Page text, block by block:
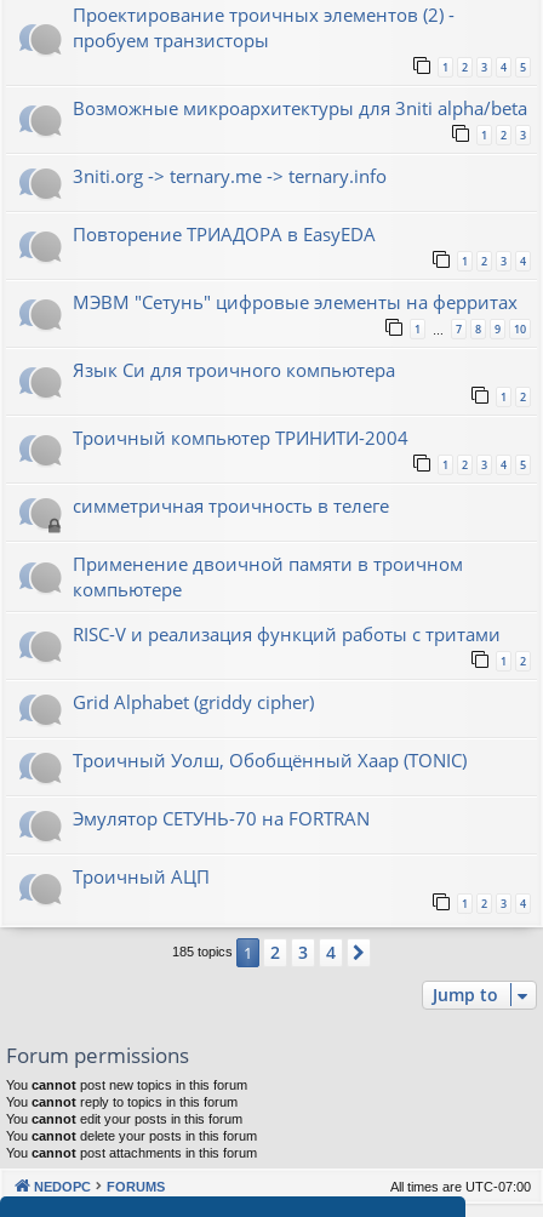
Проектирование троичных элементов (2) -
пробуем транзисторы
1 2 3 4 5
Возможные микроархитектуры для 3niti alpha/beta
1 2 3
3niti.org -> ternary.me -> ternary.info
Повторение ТРИАДОРА в EasyEDA
1 2 3 4
МЭВМ "Сетунь" цифровые элементы на ферритах
1 … 7 8 9 10
Язык Си для троичного компьютера
1 2
Троичный компьютер ТРИНИТИ-2004
1 2 3 4 5
симметричная троичность в телеге
Применение двоичной памяти в троичном
компьютере
RISC-V и реализация функций работы с тритами
1 2
Grid Alphabet (griddy cipher)
Троичный Уолш, Обобщённый Хаар (TONIC)
Эмулятор СЕТУНЬ-70 на FORTRAN
Троичный АЦП
1 2 3 4
185 topics 1 2 3 4
Jump to
Forum permissions
You cannot post new topics in this forum
You cannot reply to topics in this forum
You cannot edit your posts in this forum
You cannot delete your posts in this forum
You cannot post attachments in this forum
NEDOPC FORUMS All times are UTC-07:00